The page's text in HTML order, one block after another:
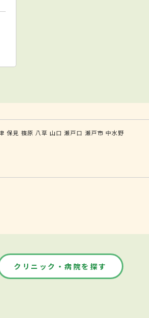
保見 篠原 八草 山口 瀬戸口 瀬戸市 中水野
クリニック・病院を探す